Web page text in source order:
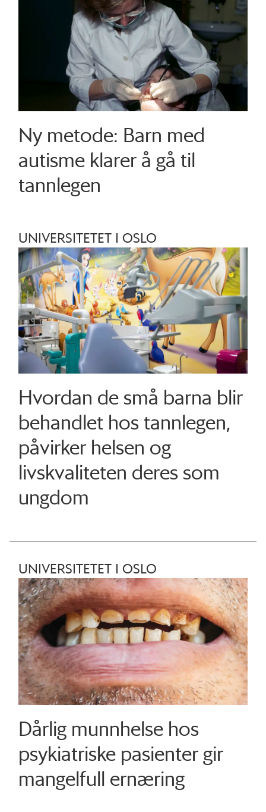
Ny metode: Barn med
autisme klarer å gå til
tannlegen
UNIVERSITETET I OSLO
Hvordan de små barna blir
behandlet hos tannlegen,
påvirker helsen og
livskvaliteten deres som
ungdom
UNIVERSITETET I OSLO
Dårlig munnhelse hos
psykiatriske pasienter gir
mangelfull ernæring